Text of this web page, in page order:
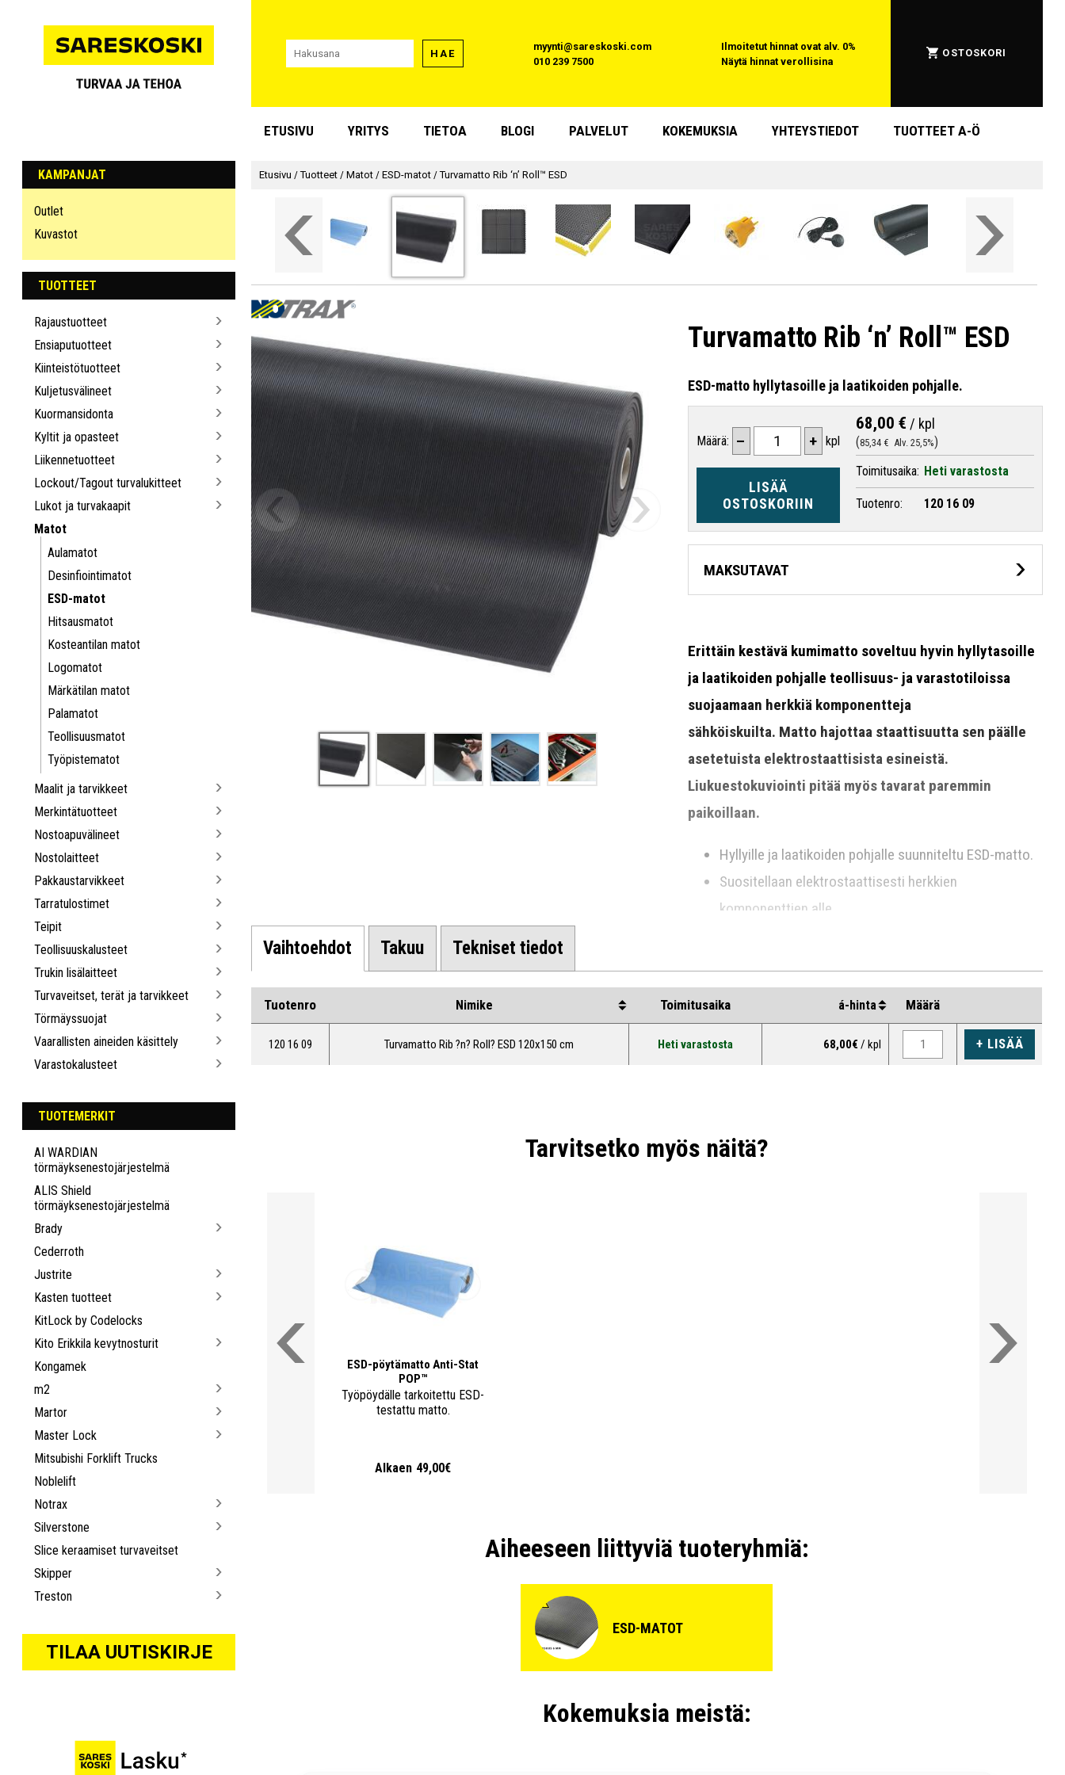
HAE
myynti@sareskoski.com
010 239 7500
Ilmoitetut hinnat ovat alv. 0%
Näytä hinnat verollisina
OSTOSKORI
ETUSIVU YRITYS TIETOA BLOGI PALVELUT KOKEMUKSIA YHTEYSTIEDOT TUOTTEET A-Ö
KAMPANJAT
Outlet
Kuvastot
TUOTTEET
Rajaustuotteet
Ensiaputuotteet
Kiinteistötuotteet
Kuljetusvälineet
Kuormansidonta
Kyltit ja opasteet
Liikennetuotteet
Lockout/Tagout turvalukitteet
Lukot ja turvakaapit
Matot
Aulamatot
Desinfiointimatot
ESD-matot
Hitsausmatot
Kosteantilan matot
Logomatot
Märkätilan matot
Palamatot
Teollisuusmatot
Työpistematot
Maalit ja tarvikkeet
Merkintätuotteet
Nostoapuvälineet
Nostolaitteet
Pakkaustarvikkeet
Tarratulostimet
Teipit
Teollisuuskalusteet
Trukin lisälaitteet
Turvaveitset, terät ja tarvikkeet
Törmäyssuojat
Vaarallisten aineiden käsittely
Varastokalusteet
TUOTEMERKIT
AI WARDIAN
törmäyksenestojärjestelmä
ALIS Shield
törmäyksenestojärjestelmä
Brady
Cederroth
Justrite
Kasten tuotteet
KitLock by Codelocks
Kito Erikkila kevytnosturit
Kongamek
m2
Martor
Master Lock
Mitsubishi Forklift Trucks
Noblelift
Notrax
Silverstone
Slice keraamiset turvaveitset
Skipper
Treston
TILAA UUTISKIRJE
Etusivu /Tuotteet /Matot /ESD-matot /Turvamatto Rib ‘n’ Roll™ ESD
Turvamatto Rib ‘n’ Roll™ ESD
ESD-matto hyllytasoille ja laatikoiden pohjalle.
Määrä: – + kpl
LISÄÄ
OSTOSKORIIN
68,00 € / kpl
85,34 € Alv. 25,5%
Toimitusaika: Heti varastosta
Tuotenro: 120 16 09
MAKSUTAVAT
Erittäin kestävä kumimatto soveltuu hyvin hyllytasoille
ja laatikoiden pohjalle teollisuus- ja varastotiloissa
suojaamaan herkkiä komponentteja
sähköiskuilta. Matto hajottaa staattisuutta sen päälle
asetetuista elektrostaattisista esineistä.
Liukuestokuviointi pitää myös tavarat paremmin
paikoillaan.
Hyllyille ja laatikoiden pohjalle suunniteltu ESD-matto.
Suositellaan elektrostaattisesti herkkien
komponenttien alle.
vaatimukset, mitattu vastus Rg10⁷ Ω ja Rp 10⁸ Ω.
Sähköstaattinen varaus (kävelytesti) täyttää
standardit ISO6356 and EN1815.
Paloluokitus En 13501-1 Cfl-S1.
Uritettu liukuestekuviointi.
Vaihtoehdot Takuu Tekniset tiedot
Tuotenro Nimike Toimitusaika á-hinta Määrä
120 16 09 Turvamatto Rib ?n? Roll? ESD 120x150 cm Heti varastosta 68,00€ / kpl + LISÄÄ
Tarvitsetko myös näitä?
ESD-pöytämatto Anti-Stat
POP™
Työpöydälle tarkoitettu ESD-
testattu matto.
Alkaen 49,00€
Aiheeseen liittyviä tuoteryhmiä:
ESD-MATOT
Kokemuksia meistä: